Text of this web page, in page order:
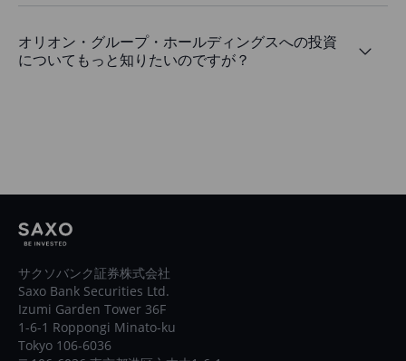
オリオン・グループ・ホールディングスへの投資
についてもっと知りたいのですが？
サクソバンク証券株式会社
Saxo Bank Securities Ltd.
Izumi Garden Tower 36F
1-6-1 Roppongi Minato-ku
Tokyo 106-6036